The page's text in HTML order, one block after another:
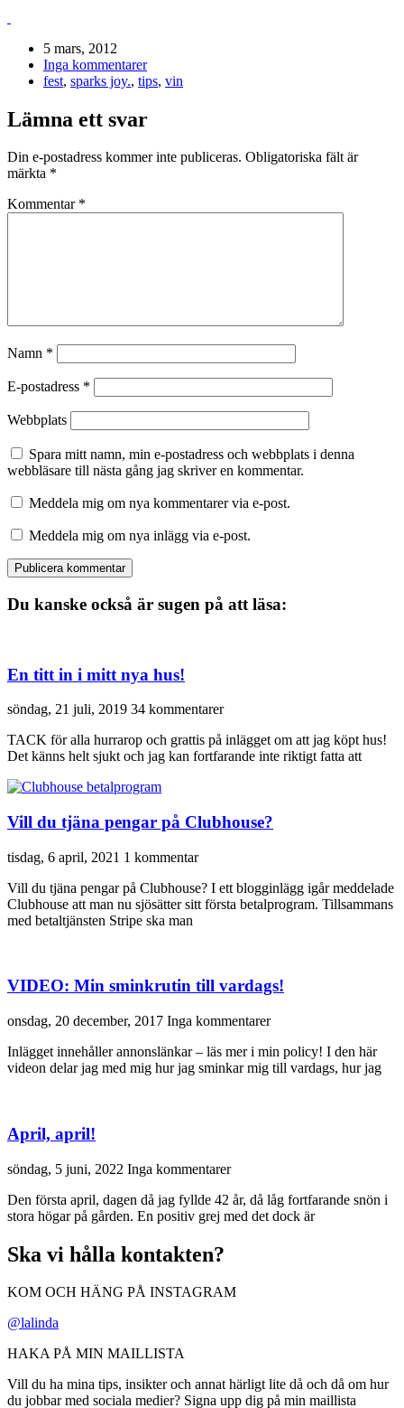
5 mars, 2012
Inga kommentarer
fest, sparks joy., tips, vin
Lämna ett svar
Din e-postadress kommer inte publiceras. Obligatoriska fält är
märkta *
Kommentar *
Namn *
E-postadress *
Webbplats
Spara mitt namn, min e-postadress och webbplats i denna
webbläsare till nästa gång jag skriver en kommentar.
Meddela mig om nya kommentarer via e-post.
Meddela mig om nya inlägg via e-post.
Du kanske också är sugen på att läsa:
En titt in i mitt nya hus!
söndag, 21 juli, 2019 34 kommentarer
TACK för alla hurrarop och grattis på inlägget om att jag köpt hus!
Det känns helt sjukt och jag kan fortfarande inte riktigt fatta att
Vill du tjäna pengar på Clubhouse?
tisdag, 6 april, 2021 1 kommentar
Vill du tjäna pengar på Clubhouse? I ett blogginlägg igår meddelade
Clubhouse att man nu sjösätter sitt första betalprogram. Tillsammans
med betaltjänsten Stripe ska man
VIDEO: Min sminkrutin till vardags!
onsdag, 20 december, 2017 Inga kommentarer
Inlägget innehåller annonslänkar – läs mer i min policy! I den här
videon delar jag med mig hur jag sminkar mig till vardags, hur jag
April, april!
söndag, 5 juni, 2022 Inga kommentarer
Den första april, dagen då jag fyllde 42 år, då låg fortfarande snön i
stora högar på gården. En positiv grej med det dock är
Ska vi hålla kontakten?
KOM OCH HÄNG PÅ INSTAGRAM
@lalinda
HAKA PÅ MIN MAILLISTA
Vill du ha mina tips, insikter och annat härligt lite då och då om hur
du jobbar med sociala medier? Signa upp dig på min maillista